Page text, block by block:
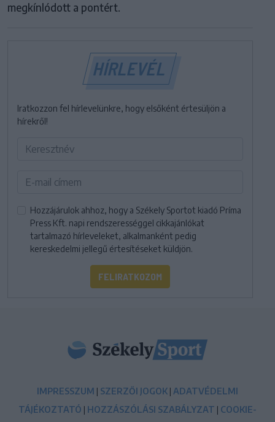
megkínlódott a pontért.
HÍRLEVÉL
Iratkozzon fel hírlevelünkre, hogy elsőként értesüljön a
hírekről!
Hozzájárulok ahhoz, hogy a Székely Sportot kiadó Príma
Press Kft. napi rendszerességgel cikkajánlókat
tartalmazó hírleveleket, alkalmanként pedig
kereskedelmi jellegű értesítéseket küldjön.
FELIRATKOZOM
IMPRESSZUM | SZERZŐI JOGOK | ADATVÉDELMI
TÁJÉKOZTATÓ | HOZZÁSZÓLÁSI SZABÁLYZAT | COOKIE-